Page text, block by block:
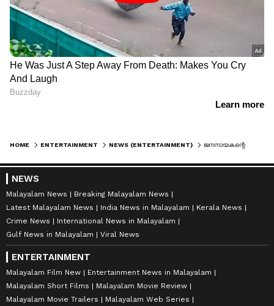
HOME ENTERTAINMENT NEWS (ENTERTAINMENT)
NEWS
Malayalam News
Breaking Malayalam News
Latest Malayalam News
India News in Malayalam
Kerala News
Crime News
International News in Malayalam
Gulf News in Malayalam
Viral News
ENTERTAINMENT
Malayalam Film New
Entertainment News in Malayalam
Malayalam Short Films
Malayalam Movie Review
Malayalam Movie Trailers
Malayalam Web Series